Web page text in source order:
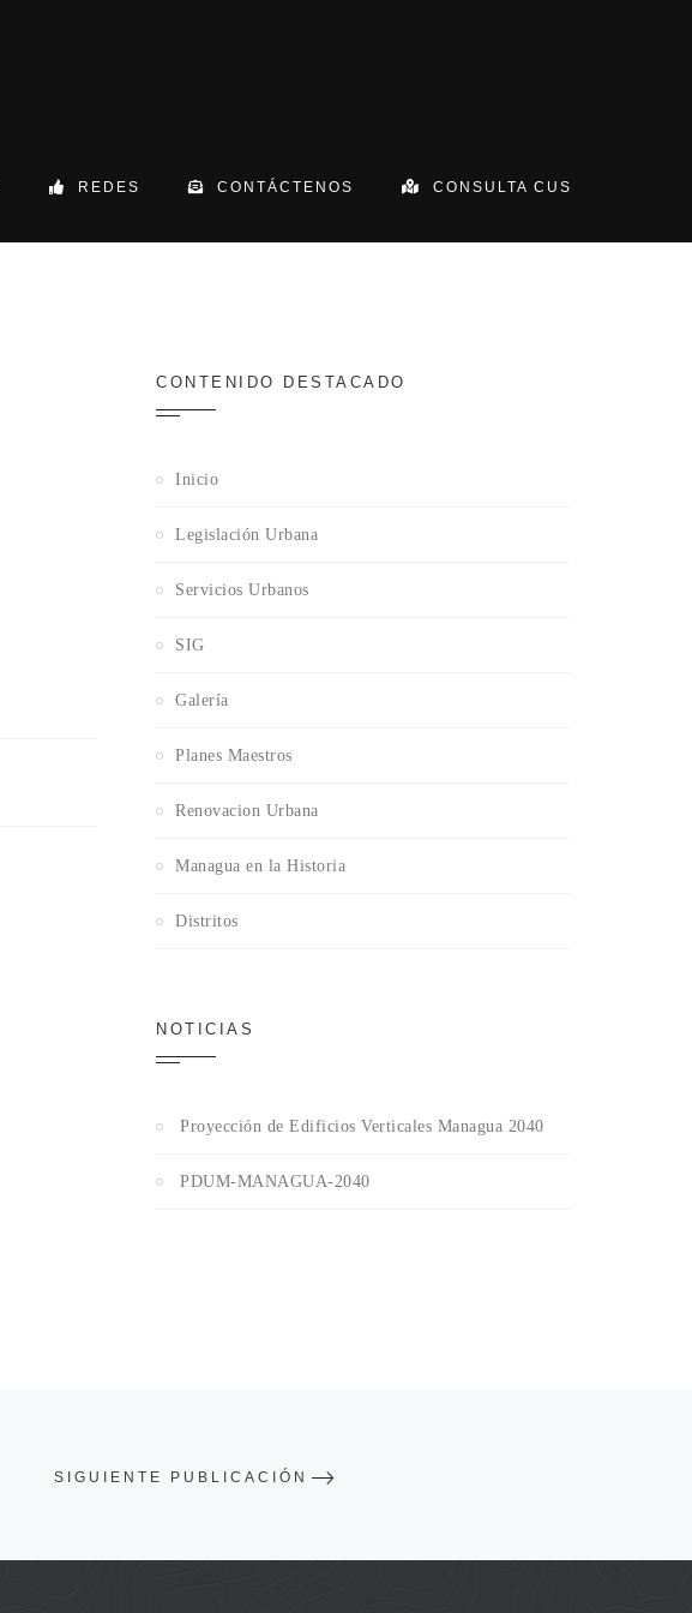
REDES CONTÁCTENOS CONSULTA CUS
CONTENIDO DESTACADO
Inicio
Legislación Urbana
Servicios Urbanos
SIG
Galería
Planes Maestros
Renovacion Urbana
Managua en la Historia
Distritos
NOTICIAS
Proyección de Edificios Verticales Managua 2040
PDUM-MANAGUA-2040
SIGUIENTE PUBLICACIÓN